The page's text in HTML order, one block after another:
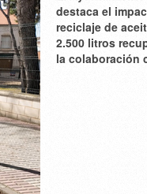
destaca el
reciclaje de
2.500 litros
la colaboración